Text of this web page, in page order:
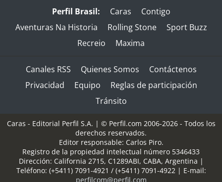
Perfil Brasil: Caras
Contigo
Aventuras Na Historia
Rolling Stone
Sport Buzz
Recreio
Maxima
Canales RSS Quienes Somos
Contáctenos
Privacidad
Equipo
Reglas de participación
Tránsito
Caras - Editorial Perfil S.A. | © Perfil.com 2006-2026 - Todos los
derechos reservados.
Editor responsable: Carlos Piro.
Registro de la propiedad intelectual número 5346433
Dirección: California 2715, C1289ABI, CABA, Argentina |
Teléfono: (+5411) 7091-4921 / (+5411) 7091-4922| E-mail:
perfilcom@perfil.com